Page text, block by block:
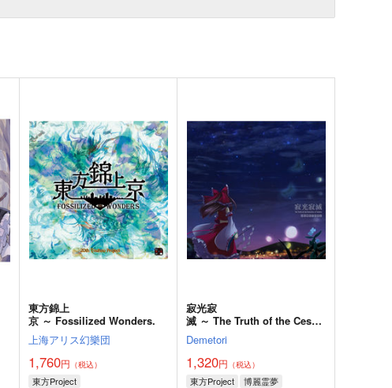
東方錦上
京 ～ Fossilized Wonders.
上海アリス幻樂団
1,760円 （税込）
東方Project
寂光寂
滅 ～ The Truth of the Cessa
tion of Dukkha
Demetori
1,320円 （税込）
東方Project 博麗霊夢